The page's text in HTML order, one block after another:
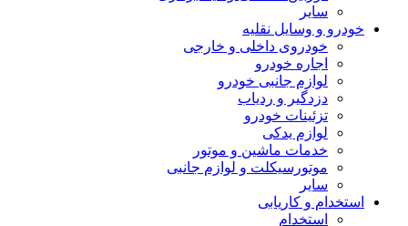
سایر
خودرو و وسایل نقلیه
خودروی داخلی و خارجی
اجاره خودرو
لوازم جانبی خودرو
دزدگیر و ردیاب
تزئینات خودرو
لوازم یدکی
خدمات ماشین و موتور
موتورسیکلت و لوازم جانبی
سایر
استخدام و کاریابی
استخدام